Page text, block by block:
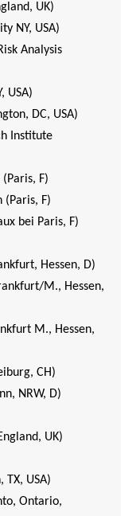
UK)
NY, USA)
Analysis
USA)
DC, USA)
Institute
F)
(Paris, F)
bei Paris, F)
Hessen, D)
M., Hessen,
M., Hessen,
CH)
NRW, D)
UK)
USA)
Ontario,